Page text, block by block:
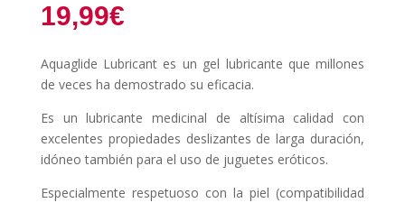
19,99€
Aquaglide Lubricant es un gel lubricante que millones
de veces ha demostrado su eficacia.
Es un lubricante medicinal de altísima calidad con
excelentes propiedades deslizantes de larga duración,
idóneo también para el uso de juguetes eróticos.
Especialmente respetuoso con la piel (compatibilidad